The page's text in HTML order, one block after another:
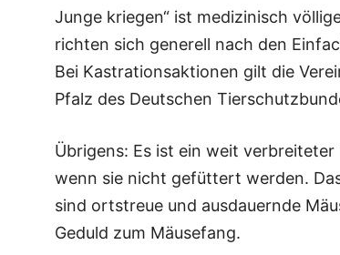
Junge kriegen“ ist medizinisch
richten sich generell nach den
Bei Kastrationsaktionen gilt die
Pfalz des Deutschen
Übrigens: Es ist ein weit
wenn sie nicht gefüttert werden.
sind ortstreue und ausdauernde
Geduld zum Mäusefang.